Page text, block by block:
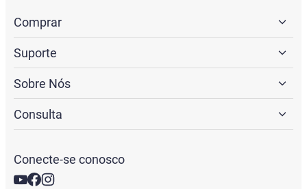
Comprar
Suporte
Sobre Nós
Consulta
Conecte-se conosco